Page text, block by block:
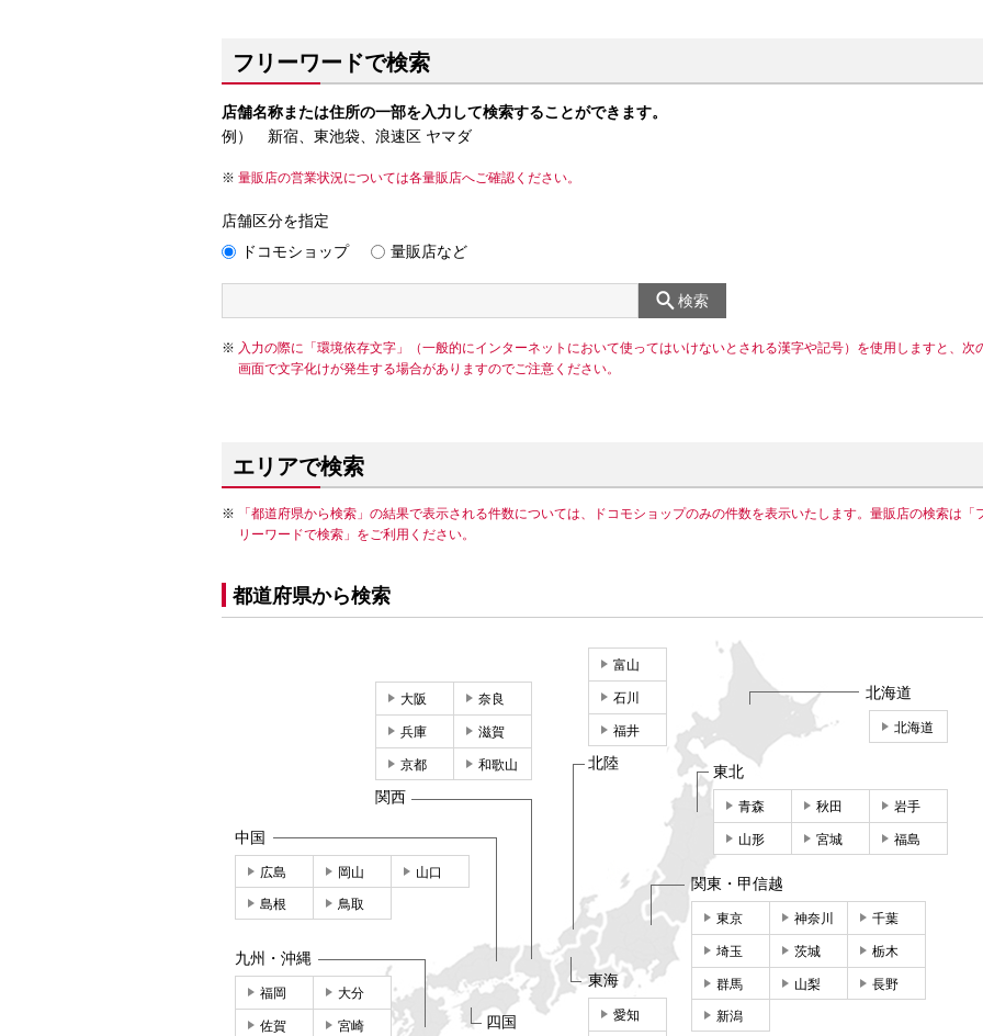
フリーワードで検索
店舗名称または住所の一部を入力して検索することができます。
例） 新宿、東池袋、浪速区 ヤマダ
量販店の営業状況については各量販店へご確認ください。
店舗区分を指定
ドコモショップ
量販店など
検索
入力の際に「環境依存文字」（一般的にインターネットにおいて使ってはいけないとされる漢字や記号）を使用しますと、次
画面で文字化けが発生する場合がありますのでご注意ください。
エリアで検索
「都道府県から検索」の結果で表示される件数については、ドコモショップのみの件数を表示いたします。量販店の検索は「
リーワードで検索」をご利用ください。
都道府県から検索
北海道
北海道
東北
青森 秋田 岩手
山形 宮城 福島
関東・甲信越
東京 神奈川 千葉
埼玉 茨城 栃木
群馬 山梨 長野
新潟
東海
愛知
富山
石川
福井
北陸
大阪 奈良
兵庫 滋賀
京都 和歌山
関西
中国
広島 岡山 山口
島根 鳥取
四国
九州・沖縄
福岡 大分
佐賀 宮崎